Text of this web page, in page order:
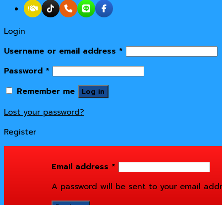
Login
Username or email address *
Password *
Remember me
Log in
Lost your password?
Register
Email address *
A password will be sent to your email